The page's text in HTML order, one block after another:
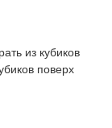
из кубиков
поверх